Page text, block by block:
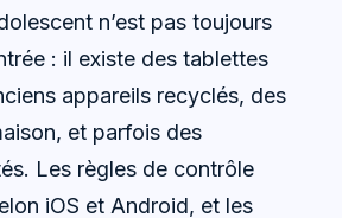
n’est pas toujours
: il existe des tablettes
appareils recyclés, des
et parfois des
Les règles de contrôle
iOS et Android, et les